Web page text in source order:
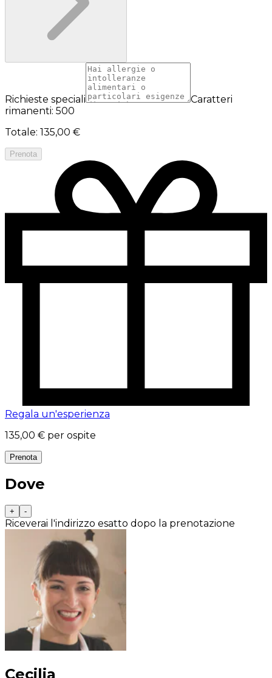
Richieste speciali
Caratteri
rimanenti: 500
Totale: 135,00 €
Prenota
Regala un'esperienza
135,00 € per ospite
Prenota
Dove
+ -
Riceverai l'indirizzo esatto dopo la prenotazione
Cecilia